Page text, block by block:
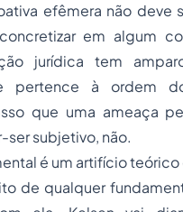
efêmera não deve
em algum
jurídica tem
pertence à ordem
que uma ameaça
subjetivo, não.
é um artifício
de qualquer